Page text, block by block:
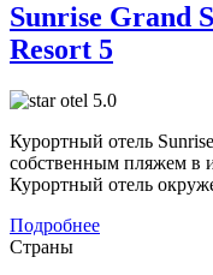
Sunrise Grand
Resort 5
5.0
Курортный отель
собственным пляжем в
Курортный отель
Подробнее
Страны